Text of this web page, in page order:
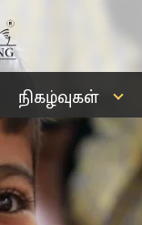
நிகழ்வுகள்